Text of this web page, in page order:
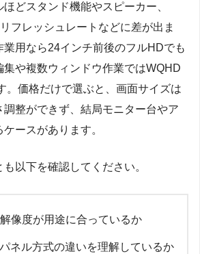
どスタンド機能やスピーカー、
フレッシュレートなどに差が出ま
用なら24インチ前後のフルHDでも
や複数ウィンドウ作業ではWQHD
。価格だけで選ぶと、画面サイズは
調整ができず、結局モニター台やア
ースがあります。
以下を確認してください。
像度が用途に合っているか
ネル方式の違いを理解しているか